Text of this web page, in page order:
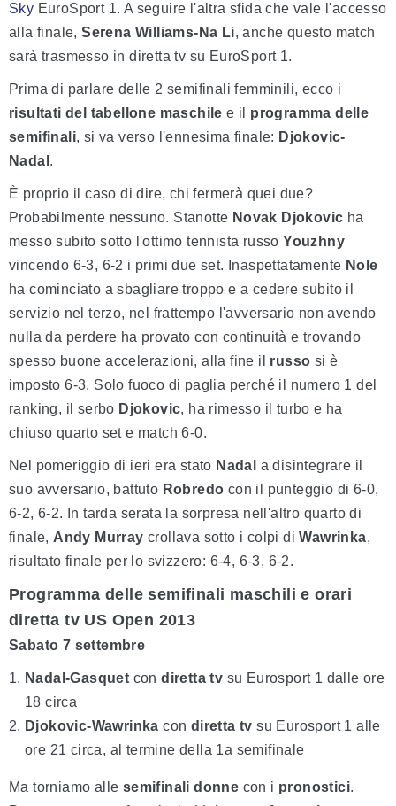
Sky EuroSport 1. A seguire l'altra sfida che vale l'accesso
alla finale,Serena Williams-Na Li, anche questo match
sarà trasmesso in diretta tv su EuroSport 1.
Prima di parlare delle 2 semifinali femminili, ecco i
risultati del tabellone maschile e il programma delle
semifinali, si va verso l'ennesima finale: Djokovic-
Nadal .
È proprio il caso di dire, chi fermerà quei due?
Probabilmente nessuno. Stanotte Novak Djokovic ha
messo subito sotto l'ottimo tennista russoYouzhny
vincendo 6-3, 6-2 i primi due set. Inaspettatamente Nole
ha cominciato a sbagliare troppo e a cedere subito il
servizio nel terzo, nel frattempo l'avversario non avendo
nulla da perdere ha provato con continuità e trovando
spesso buone accelerazioni, alla fine il russo si è
imposto 6-3. Solo fuoco di paglia perché il numero 1 del
ranking, il serbo Djokovic, ha rimesso il turbo e ha
chiuso quarto set e match 6-0.
Nel pomeriggio di ieri era stato Nadal a disintegrare il
suo avversario, battuto Robredo con il punteggio di 6-0,
6-2, 6-2. In tarda serata la sorpresa nell'altro quarto di
finale, Andy Murray crollava sotto i colpi diWawrinka,
risultato finale per lo svizzero: 6-4, 6-3, 6-2.
Programma delle semifinali maschili e orari
diretta tv US Open 2013
Sabato 7 settembre
Nadal-Gasquet condiretta tv su Eurosport 1 dalle ore
18 circa
Djokovic-Wawrinka con diretta tv su Eurosport 1 alle
ore 21 circa, al termine della 1a semifinale
Ma torniamo alle semifinali donne con i pronostici.